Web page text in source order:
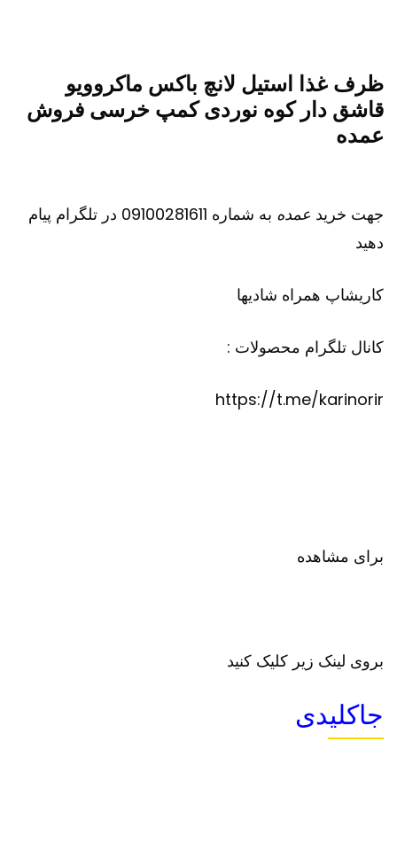
ظرف غذا استیل لانچ باکس ماکروویو
قاشق دار کوه نوردی کمپ خرسی فروش
عمده
جهت خرید عمده
به شماره 09100281611 در تلگرام پیام
دهید
کاریشاپ همراه شادیها
کانال تلگرام محصولات :
https://t.me/karinorir
برای مشاهده
بروی لینک زیر کلیک کنید
جاکلیدی